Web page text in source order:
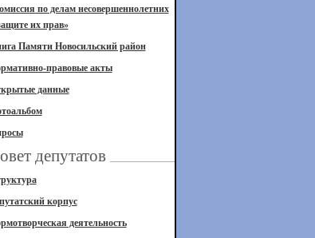
по делам несовершеннолетних
их прав»
Памяти Новосильский район
правовые акты
данные
депутатов
корпус
деятельность